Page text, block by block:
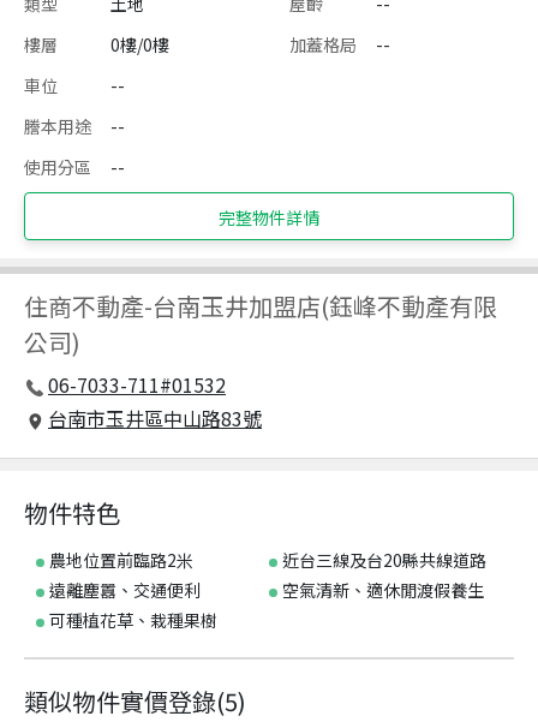
樓層
0樓/0樓 加蓋格局
--
車位
--
謄本用途
--
使用分區
--
完整物件詳情
住商不動產-台南玉井加盟店(鈺峰不動產有限
公司)
06-7033-711#01532
台南市玉井區中山路83號
物件特色
農地位置前臨路2米
近台三線及台20縣共線道路
遠離塵囂、交通便利
空氣清新、適休閒渡假養生
可種植花草、栽種果樹
類似物件實價登錄(5)